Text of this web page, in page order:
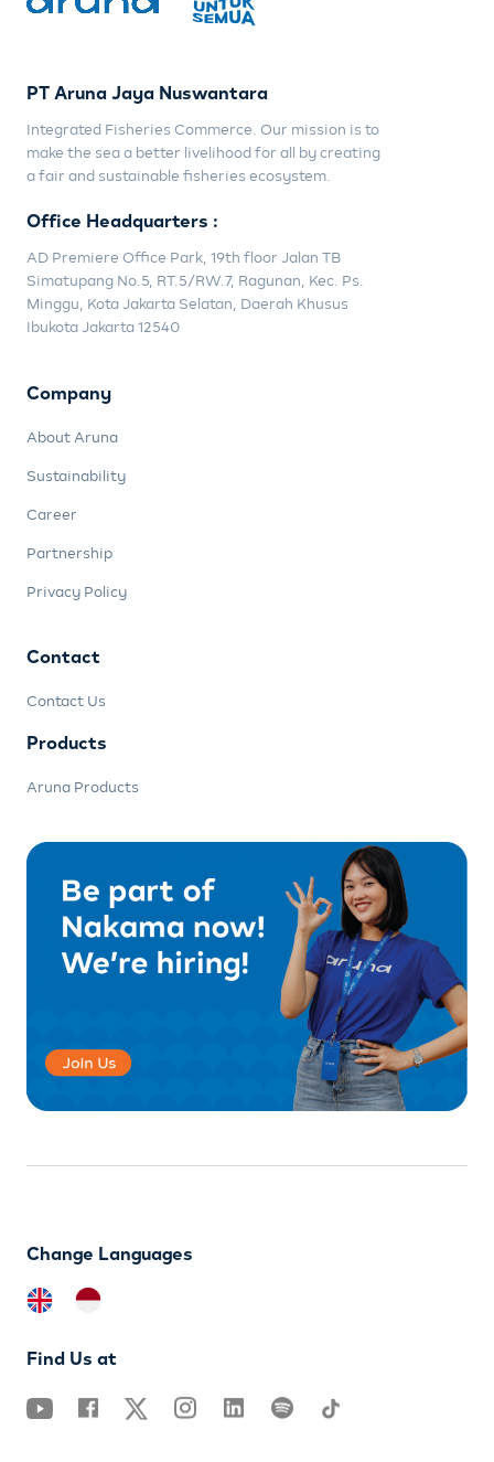
PT Aruna Jaya Nuswantara
Integrated Fisheries Commerce. Our mission is to
make the sea a better livelihood for all by creating
a fair and sustainable fisheries ecosystem.
Office Headquarters :
AD Premiere Office Park, 19th floor Jalan TB
Simatupang No.5, RT.5/RW.7, Ragunan, Kec. Ps.
Minggu, Kota Jakarta Selatan, Daerah Khusus
Ibukota Jakarta 12540
Company
About Aruna
Sustainability
Career
Partnership
Privacy Policy
Contact
Contact Us
Products
Aruna Products
Change Languages
Find Us at